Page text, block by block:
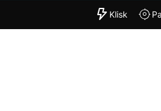
"Helmuga"
Klisk